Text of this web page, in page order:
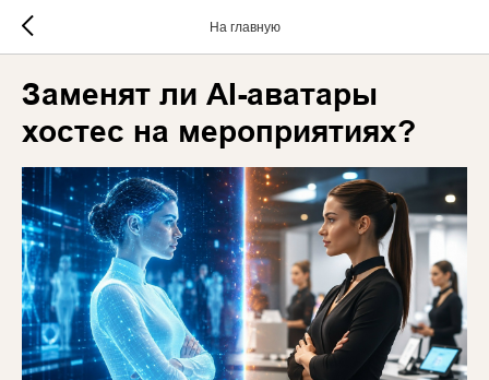
На главную
Заменят ли AI-аватары
хостес на мероприятиях?